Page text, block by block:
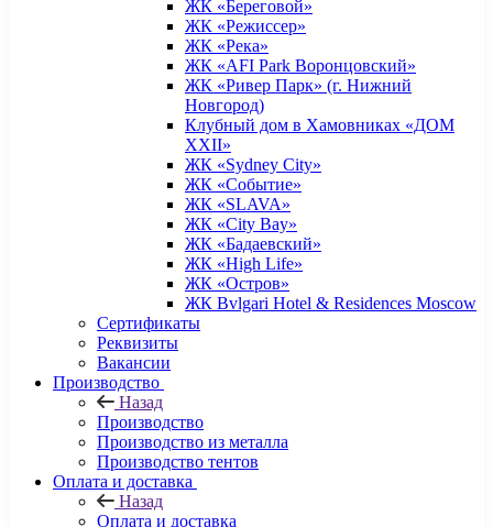
ЖК «Береговой»
ЖК «Режиссер»
ЖК «Река»
ЖК «AFI Park Воронцовский»
ЖК «Ривер Парк» (г. Нижний
Новгород)
Клубный дом в Хамовниках «ДОМ
XXII»
ЖК «Sydney City»
ЖК «Событие»
ЖК «SLAVA»
ЖК «City Bay»
ЖК «Бадаевский»
ЖК «High Life»
ЖК «Остров»
ЖК Bvlgari Hotel & Residences Moscow
Сертификаты
Реквизиты
Вакансии
Производство
Назад
Производство
Производство из металла
Производство тентов
Оплата и доставка
Назад
Оплата и доставка